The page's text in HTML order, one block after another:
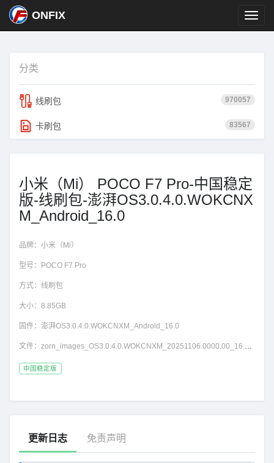
ONFIX
分类
970057
线刷包
83567
卡刷包
小米（Mi） POCO F7 Pro-中国稳定
版-线刷包-澎湃OS3.0.4.0.WOKCNX
M_Android_16.0
品牌： 小米（Mi）
型号： POCO F7 Pro
方式： 线刷包
大小： 8.85GB
固件： 澎湃OS3.0.4.0.WOKCNXM_Android_16.0
文件： zorn_images_OS3.0.4.0.WOKCNXM_20251106.0000.00_16.0_cn_d3beb407d3.tgz
中国稳定版
更新日志 免责声明